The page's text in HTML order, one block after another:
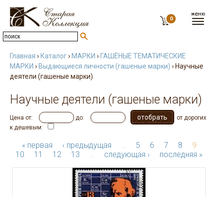
0
Главная › Каталог› МАРКИ › ГАШЁНЫЕ ТЕМАТИЧЕСКИЕ
МАРКИ › Выдающиеся личности (гашеные марки) › Научные
деятели (гашеные марки)
Научные деятели (гашеные марки)
Цена от: до:
от дорогих
к дешевым:
« первая ‹ предыдущая … 5 6 7 8
9
10
11 12 13 … следующая › последняя »